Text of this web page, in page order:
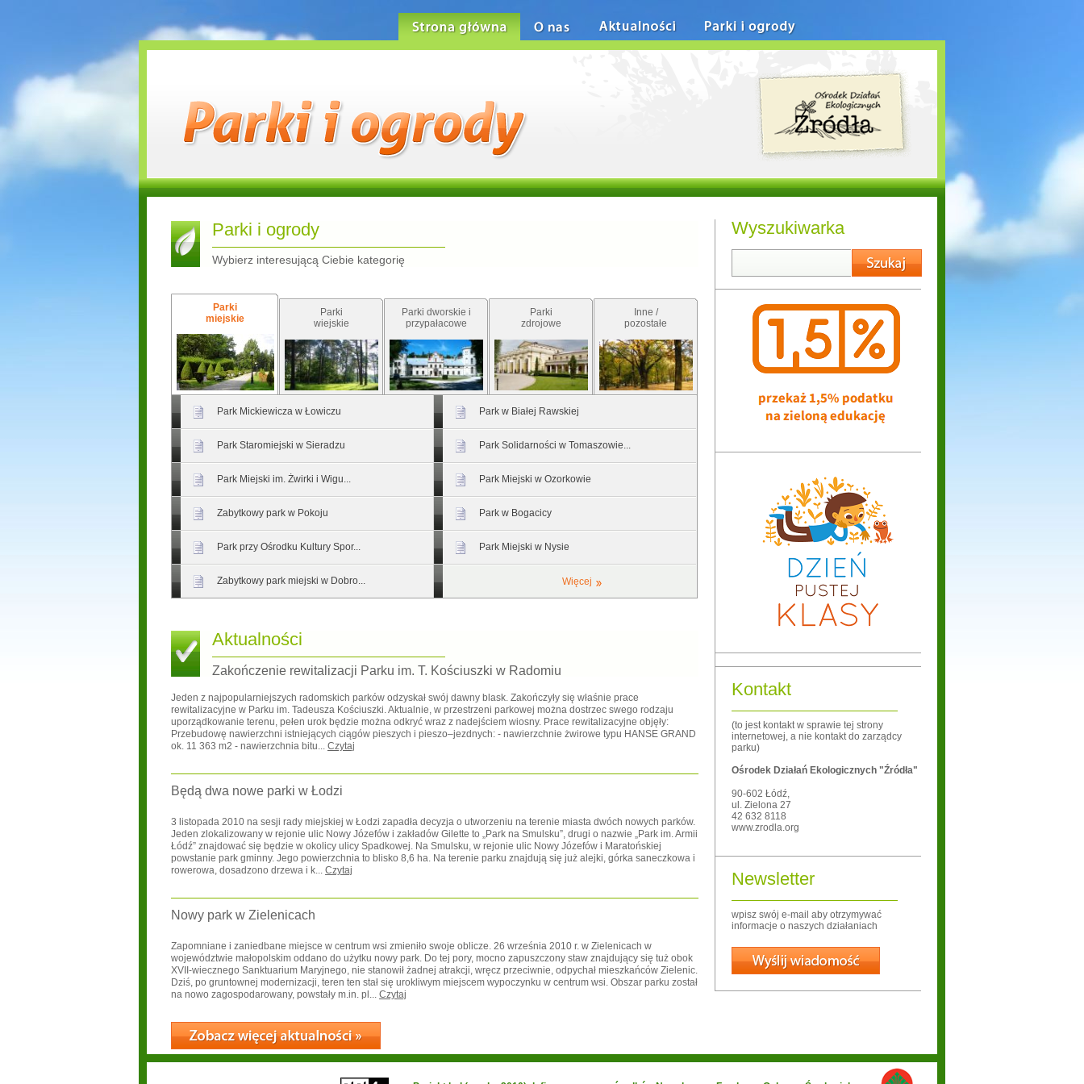
Parki i ogrody
Wybierz interesującą Ciebie kategorię
Parki
miejskie
Parki
wiejskie
Parki dworskie i
przypałacowe
Parki
zdrojowe
Inne /
pozostałe
Park Mickiewicza w Łowiczu Park w Białej Rawskiej
Park Staromiejski w Sieradzu Park Solidarności w Tomaszowie...
Park Miejski im. Żwirki i Wigu... Park Miejski w Ozorkowie
Zabytkowy park w Pokoju Park w Bogacicy
Park przy Ośrodku Kultury Spor... Park Miejski w Nysie
Zabytkowy park miejski w Dobro... Więcej
Aktualności
Zakończenie rewitalizacji Parku im. T. Kościuszki w Radomiu
Jeden z najpopularniejszych radomskich parków odzyskał swój dawny blask. Zakończyły się właśnie prace
rewitalizacyjne w Parku im. Tadeusza Kościuszki. Aktualnie, w przestrzeni parkowej można dostrzec swego rodzaju
uporządkowanie terenu, pełen urok będzie można odkryć wraz z nadejściem wiosny. Prace rewitalizacyjne objęły:
Przebudowę nawierzchni istniejących ciągów pieszych i pieszo–jezdnych: - nawierzchnie żwirowe typu HANSE GRAND
ok. 11 363 m2 - nawierzchnia bitu... Czytaj
Będą dwa nowe parki w Łodzi
3 listopada 2010 na sesji rady miejskiej w Łodzi zapadła decyzja o utworzeniu na terenie miasta dwóch nowych parków.
Jeden zlokalizowany w rejonie ulic Nowy Józefów i zakładów Gilette to „Park na Smulsku”, drugi o nazwie „Park im. Armii
Łódź” znajdować się będzie w okolicy ulicy Spadkowej. Na Smulsku, w rejonie ulic Nowy Józefów i Maratońskiej
powstanie park gminny. Jego powierzchnia to blisko 8,6 ha. Na terenie parku znajdują się już alejki, górka saneczkowa i
rowerowa, dosadzono drzewa i k... Czytaj
Nowy park w Zielenicach
Zapomniane i zaniedbane miejsce w centrum wsi zmieniło swoje oblicze. 26 września 2010 r. w Zielenicach w
województwie małopolskim oddano do użytku nowy park. Do tej pory, mocno zapuszczony staw znajdujący się tuż obok
XVII-wiecznego Sanktuarium Maryjnego, nie stanowił żadnej atrakcji, wręcz przeciwnie, odpychał mieszkańców Zielenic.
Dziś, po gruntownej modernizacji, teren ten stał się urokliwym miejscem wypoczynku w centrum wsi. Obszar parku został
na nowo zagospodarowany, powstały m.in. pl... Czytaj
Wyszukiwarka
Kontakt
(to jest kontakt w sprawie tej strony
internetowej, a nie kontakt do zarządcy
parku)
Ośrodek Działań Ekologicznych "Źródła"
90-602 Łódź,
ul. Zielona 27
42 632 8118
www.zrodla.org
Newsletter
wpisz swój e-mail aby otrzymywać
informacje o naszych działaniach
Wyślij
Strona główna O nas Aktualności Parki i ogrody